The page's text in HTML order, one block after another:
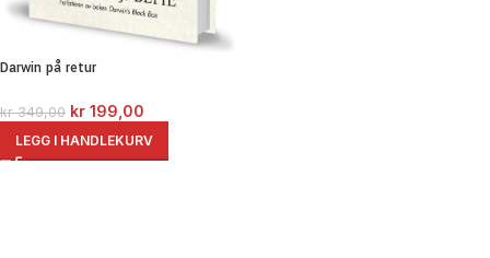
Darwin på retur
kr349,00 kr 199,00
LEGG I HANDLEKURV